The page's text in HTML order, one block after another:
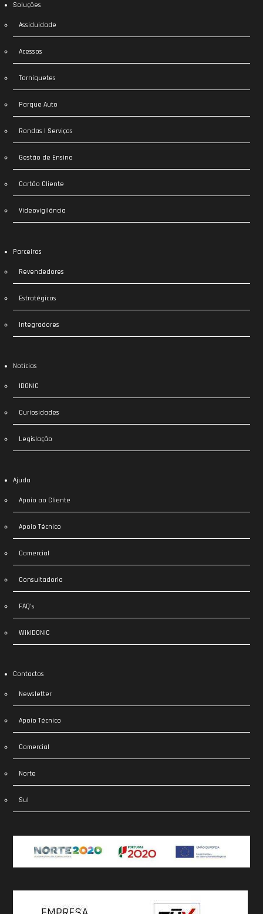
Soluções
Assiduidade
Acessos
Torniquetes
Parque Auto
Rondas | Serviços
Gestão de Ensino
Cartão Cliente
Videovigilância
Parceiros
Revendedores
Estratégicos
Integradores
Notícias
IDONIC
Curiosidades
Legislação
Ajuda
Apoio ao Cliente
Apoio Técnico
Comercial
Consultadoria
FAQ’s
WikIDONIC
Contactos
Newsletter
Apoio Técnico
Comercial
Norte
Sul